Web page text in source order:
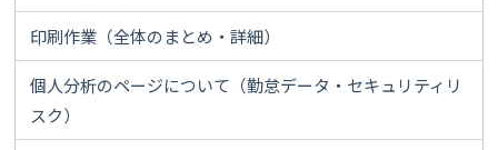
印刷作業（全体のまとめ・詳細）
個人分析のページについて（勤怠データ・セキュリティリ
スク）